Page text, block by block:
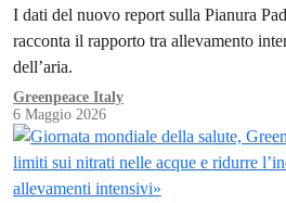
I dati del nuovo report sulla Pianura
racconta il rapporto tra allevamento
dell’aria.
Greenpeace Italy
6 Maggio 2026